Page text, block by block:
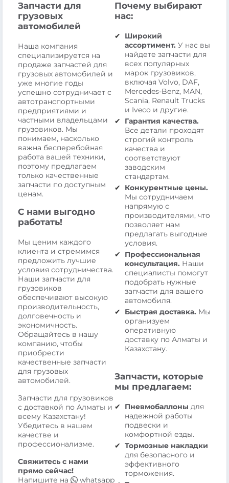
Запчасти для
грузовых
автомобилей
Наша компания
специализируется на
продаже запчастей для
грузовых автомобилей и
уже многие годы
успешно сотрудничает с
автотранспортными
предприятиями и
частными владельцами
грузовиков. Мы
понимаем, насколько
важна бесперебойная
работа вашей техники,
поэтому предлагаем
только качественные
запчасти по доступным
ценам.
С нами выгодно
работать!
Мы ценим каждого
клиента и стремимся
предложить лучшие
условия сотрудничества.
Наши запчасти для
грузовиков
обеспечивают высокую
производительность,
долговечность и
экономичность.
Обращайтесь в нашу
компанию, чтобы
приобрести
качественные запчасти
для грузовых
автомобилей.
Запчасти для грузовиков
с доставкой по Алматы и
всему Казахстану!
Убедитесь в нашем
качестве и
профессионализме.
Свяжитесь с нами
прямо сейчас!
Напишите на
whatsapp
Почему выбирают
нас:
Широкий
ассортимент. У нас вы
найдете запчасти для
всех популярных
марок грузовиков,
включая Volvo, DAF,
Mercedes-Benz, MAN,
Scania, Renault Trucks
и Iveco и другие.
Гарантия качества.
Все детали проходят
строгий контроль
качества и
соответствуют
заводским
стандартам.
Конкурентные цены.
Мы сотрудничаем
напрямую с
производителями, что
позволяет нам
предлагать выгодные
условия.
Профессиональная
консультация. Наши
специалисты помогут
подобрать нужные
запчасти для вашего
автомобиля.
Быстрая доставка. Мы
организуем
оперативную
доставку по Алматы и
Казахстану.
Запчасти, которые
мы предлагаем:
Пневмобаллоны для
надежной работы
подвески и
комфортной езды.
Тормозные накладки
для безопасного и
эффективного
торможения.